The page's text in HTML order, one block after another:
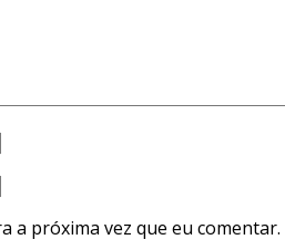
a próxima vez que eu comentar.